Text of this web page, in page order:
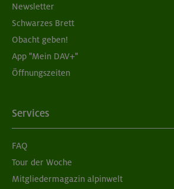
Grundkurs Klettern indoor für Frauen
München
07./14./21.09.26
Newsletter
Schwarzes Brett
Obacht geben!
App "Mein DAV+"
Öffnungszeiten
Services
FAQ
Tour der Woche
Mitgliedermagazin alpinwelt